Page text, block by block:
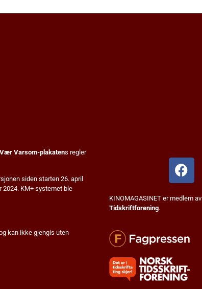
Vær Varsom-plakatens regler
siden starten 26. april
2024. KM+ systemet ble
kan ikke gjengis uten
KINOMAGASINET er medlem av
Tidskriftforening.